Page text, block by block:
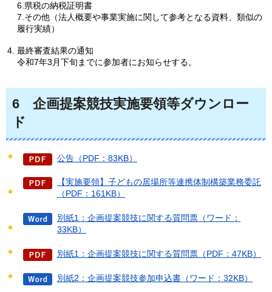
6.県税の納税証明書
7.その他（法人概要や事業実施に関して参考となる資料、類似の
履行実績）
最終審査結果の通知
令和7年3月下旬までに参加者にお知らせする。
6
企画提案競技実施要領等ダウンロー
ド
公告（PDF：83KB）
【実施要領】子どもの居場所等連携体制構築業務委託
（PDF：161KB）
別紙1：企画提案競技に関する質問票（ワード：
33KB）
別紙1：企画提案競技に関する質問票（PDF：47KB）
別紙2：企画提案競技参加申込書（ワード：32KB）